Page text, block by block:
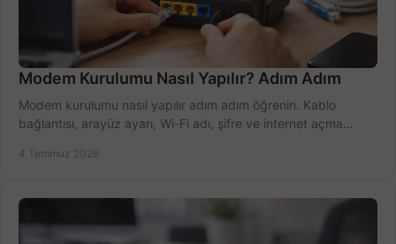
Modem Kurulumu Nasıl Yapılır? Adım Adım
Modem kurulumu nasıl yapılır adım adım öğrenin. Kablo
bağlantısı, arayüz ayarı, Wi-Fi adı, şifre ve internet açma
4 Temmuz 2026